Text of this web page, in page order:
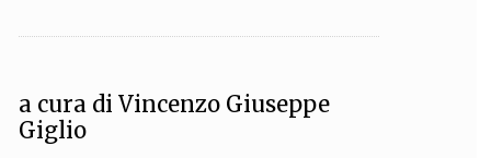
Musica,
a cura di Vincenzo Giuseppe
Giglio